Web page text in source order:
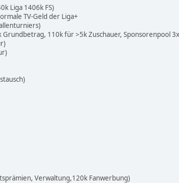
Liga 1406k FS)
TV-Geld der Liga+
110k für >5k Zuschauer, Sponsorenpool
Verwaltung,120k Fanwerbung)